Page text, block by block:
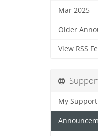
Mar 2025
Older
View RSS
My